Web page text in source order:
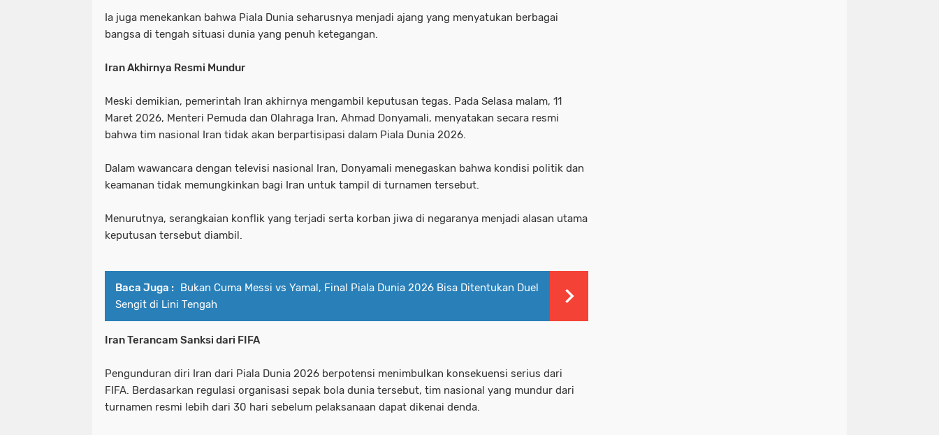
Ia juga menekankan bahwa Piala Dunia seharusnya menjadi ajang yang menyatukan berbagai
bangsa di tengah situasi dunia yang penuh ketegangan.
Iran Akhirnya Resmi Mundur
Meski demikian, pemerintah Iran akhirnya mengambil keputusan tegas. Pada Selasa malam, 11
Maret 2026, Menteri Pemuda dan Olahraga Iran, Ahmad Donyamali, menyatakan secara resmi
bahwa tim nasional Iran tidak akan berpartisipasi dalam Piala Dunia 2026.
Dalam wawancara dengan televisi nasional Iran, Donyamali menegaskan bahwa kondisi politik dan
keamanan tidak memungkinkan bagi Iran untuk tampil di turnamen tersebut.
Menurutnya, serangkaian konflik yang terjadi serta korban jiwa di negaranya menjadi alasan utama
keputusan tersebut diambil.
Baca Juga :
Bukan Cuma Messi vs Yamal, Final Piala Dunia 2026 Bisa Ditentukan Duel
Sengit di Lini Tengah
Iran Terancam Sanksi dari FIFA
Pengunduran diri Iran dari Piala Dunia 2026 berpotensi menimbulkan konsekuensi serius dari
FIFA. Berdasarkan regulasi organisasi sepak bola dunia tersebut, tim nasional yang mundur dari
turnamen resmi lebih dari 30 hari sebelum pelaksanaan dapat dikenai denda.